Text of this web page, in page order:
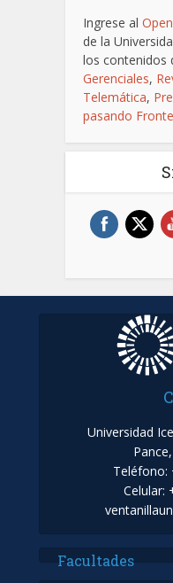
Ingrese al
de la
los contenidos
Gerenciales,
Telemática,
pasando
Universidad
Teléfono:
Celular:
Facultades